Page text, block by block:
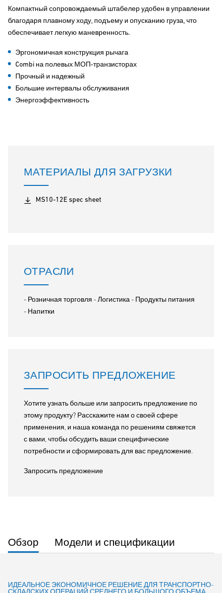
Компактный сопровождаемый штабелер удобен в управлении
благодаря плавному ходу, подъему и опусканию груза, что
обеспечивает легкую маневренность.
Эргономичная конструкция рычага
Combi на полевых МОП-транзисторах
Прочный и надежный
Большие интервалы обслуживания
Энергоэффективность
МАТЕРИАЛЫ ДЛЯ ЗАГРУЗКИ
MS10-12E spec sheet
ОТРАСЛИ
- Розничная торговля - Логистика - Продукты питания
- Напитки
ЗАПРОСИТЬ ПРЕДЛОЖЕНИЕ
Хотите узнать больше или запросить предложение по
этому продукту? Расскажите нам о своей сфере
применения, и наша команда по решениям свяжется
с вами, чтобы обсудить ваши специфические
потребности и сформировать для вас предложение.
Запросить предложение
Обзор Модели и спецификации
ИДЕАЛЬНОЕ ЭКОНОМИЧНОЕ РЕШЕНИЕ ДЛЯ ТРАНСПОРТНО-